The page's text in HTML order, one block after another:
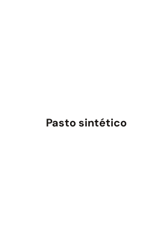
Pasto sintético